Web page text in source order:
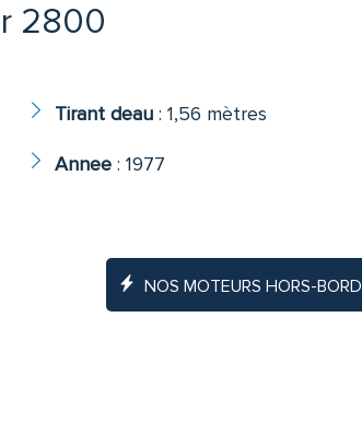
2800
Tirant deau :1,56 mètres
Annee :1977
NOS MOTEURS HORS-BORD